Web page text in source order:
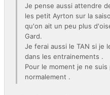
Je pense aussi attendre
les petit Ayrton sur la
qu'on ait un peu plus
Gard.
Je ferai aussi le TAN si je
dans les entrainements .
Pour le moment je ne
normalement .